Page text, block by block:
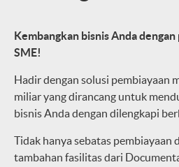
Kembangkan bisnis Anda
SME!
Hadir dengan solusi pembiayaan
miliar yang dirancang untuk
bisnis Anda dengan dilengkapi
Tidak hanya sebatas pembiayaan
tambahan fasilitas dari